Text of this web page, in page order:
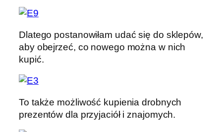
Dlatego postanowiłam udać się do sklepów,
aby obejrzeć, co nowego można w nich
kupić.
To także możliwość kupienia drobnych
prezentów dla przyjaciół i znajomych.